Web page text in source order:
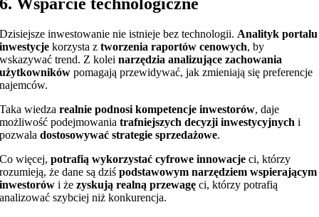
Dzisiejsze inwestowanie nie istnieje bez technologii. Analityk portalu
inwestycje korzysta ztworzenia raportów cenowych, by
wskazywać trend. Z koleinarzędzia analizujące zachowania
użytkowników pomagają przewidywać, jak zmieniają się preferencje
najemców.
Taka wiedzarealnie podnosi kompetencje inwestorów, daje
możliwość podejmowaniatrafniejszych decyzji inwestycyjnych i
pozwaladostosowywać strategie sprzedażowe.
Co więcej,potrafią wykorzystać cyfrowe innowacje ci, którzy
rozumieją, że dane są dziśpodstawowym narzędziem wspierającym
inwestorów i żezyskują realną przewagę ci, którzy potrafią
analizować szybciej niż konkurencja.